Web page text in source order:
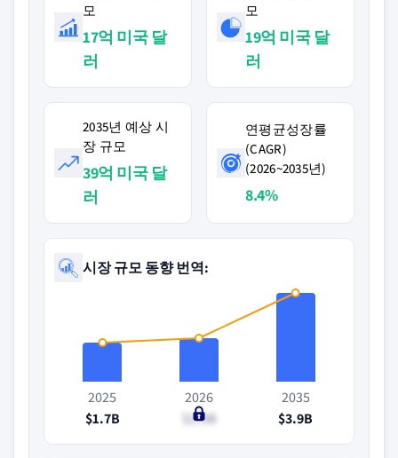
모
17억 미국 달
러
모
19억 미국 달
러
2035년 예상 시
장 규모
39억 미국 달
러
연평균성장률
(CAGR)
(2026~2035년)
8.4%
시장 규모 동향 번역:
2025
$1.7B
2026
$1.9B
2035
$3.9B